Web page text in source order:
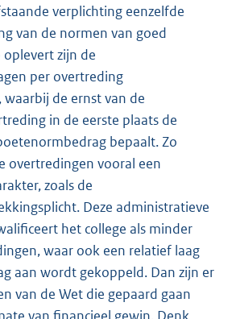
verplichting eenzelfde
van de normen van goed
zijn de
per overtreding
de ernst van de
in de eerste plaats de
bepaalt. Zo
overtredingen vooral een
zoals de
Deze administratieve
het college als minder
waar ook een relatief laag
aan wordt gekoppeld. Dan zijn er
van de Wet die gepaard gaan